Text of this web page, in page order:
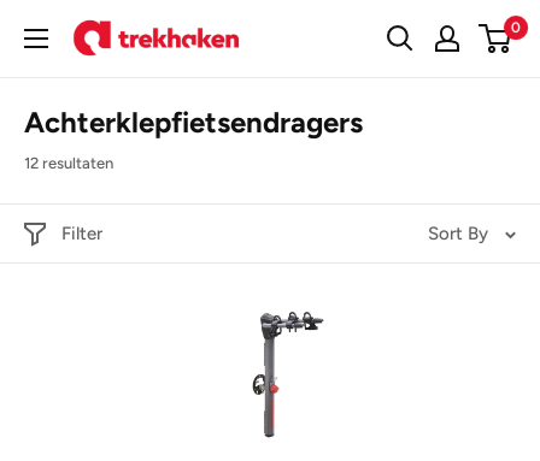
naar
Trekhaken 0
Achterklepfietsendragers
12 resultaten
Filter Sort By